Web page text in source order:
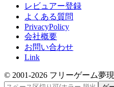
レビュアー登録
よくある質問
PrivacyPolicy
会社概要
お問い合わせ
Link
© 2001-2026 フリーゲーム夢現